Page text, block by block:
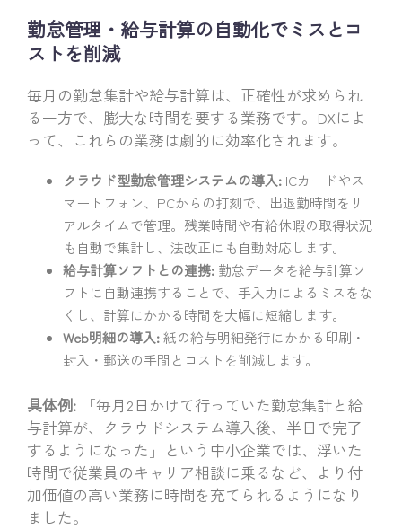
勤怠管理・給与計算の自動化でミスとコ
ストを削減
毎月の勤怠集計や給与計算は、正確性が求められ
る一方で、膨大な時間を要する業務です。DXによ
って、これらの業務は劇的に効率化されます。
クラウド型勤怠管理システムの導入: ICカードやス
マートフォン、PCからの打刻で、出退勤時間をリ
アルタイムで管理。残業時間や有給休暇の取得状況
も自動で集計し、法改正にも自動対応します。
給与計算ソフトとの連携: 勤怠データを給与計算ソ
フトに自動連携することで、手入力によるミスをな
くし、計算にかかる時間を大幅に短縮します。
Web明細の導入:紙の給与明細発行にかかる印刷・
封入・郵送の手間とコストを削減します。
具体例: 「毎月2日かけて行っていた勤怠集計と給
与計算が、クラウドシステム導入後、半日で完了
するようになった」という中小企業では、浮いた
時間で従業員のキャリア相談に乗るなど、より付
加価値の高い業務に時間を充てられるようになり
ました。